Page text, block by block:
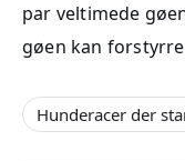
par veltimede
gøen kan
Hunderacer der